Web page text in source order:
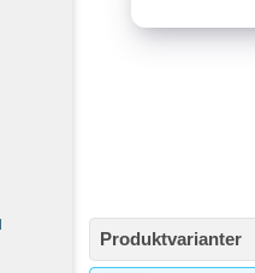
Produktvarianter